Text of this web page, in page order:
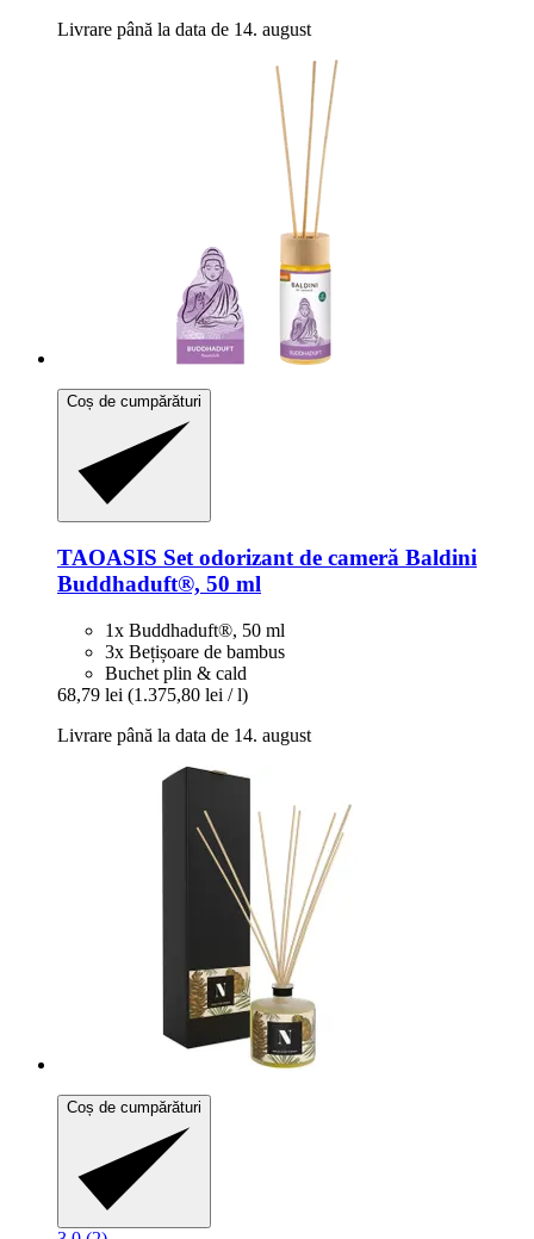
Livrare până la data de 14. august
Coș de cumpărături
TAOASIS Set odorizant de cameră Baldini
Buddhaduft®, 50 ml
1x Buddhaduft®, 50 ml
3x Bețișoare de bambus
Buchet plin & cald
68,79 lei (1.375,80 lei / l)
Livrare până la data de 14. august
Coș de cumpărături